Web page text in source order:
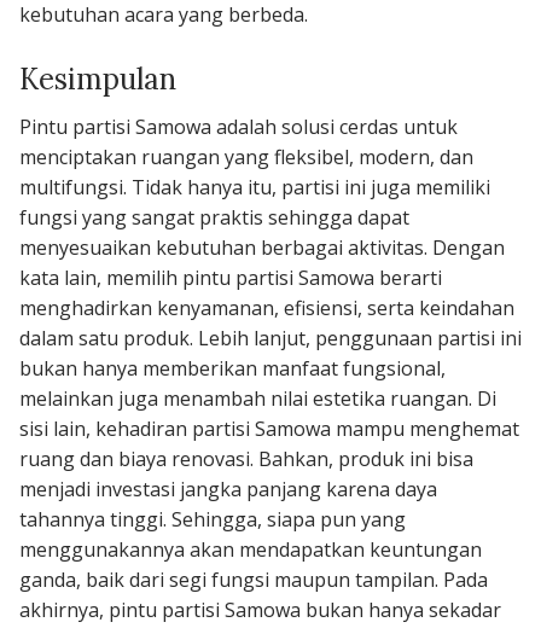
kebutuhan acara yang berbeda.
Kesimpulan
Pintu partisi Samowa adalah solusi cerdas untuk
menciptakan ruangan yang fleksibel, modern, dan
multifungsi. Tidak hanya itu, partisi ini juga memiliki
fungsi yang sangat praktis sehingga dapat
menyesuaikan kebutuhan berbagai aktivitas. Dengan
kata lain, memilih pintu partisi Samowa berarti
menghadirkan kenyamanan, efisiensi, serta keindahan
dalam satu produk. Lebih lanjut, penggunaan partisi ini
bukan hanya memberikan manfaat fungsional,
melainkan juga menambah nilai estetika ruangan. Di
sisi lain, kehadiran partisi Samowa mampu menghemat
ruang dan biaya renovasi. Bahkan, produk ini bisa
menjadi investasi jangka panjang karena daya
tahannya tinggi. Sehingga, siapa pun yang
menggunakannya akan mendapatkan keuntungan
ganda, baik dari segi fungsi maupun tampilan. Pada
akhirnya, pintu partisi Samowa bukan hanya sekadar